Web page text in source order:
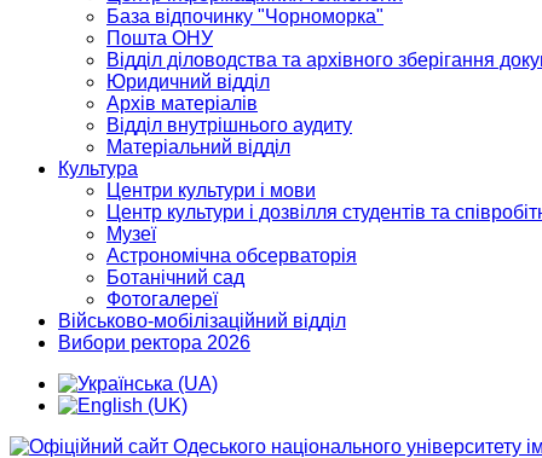
База відпочинку "Чорноморка"
Пошта ОНУ
Відділ діловодства та архівного зберігання
Юридичний відділ
Архів матеріалів
Відділ внутрішнього аудиту
Матеріальний відділ
Культура
Центри культури і мови
Центр культури і дозвілля студентів та
Музеї
Астрономічна обсерваторія
Ботанічний сад
Фотогалереї
Військово-мобілізаційний відділ
Вибори ректора 2026